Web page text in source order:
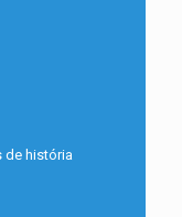
de história